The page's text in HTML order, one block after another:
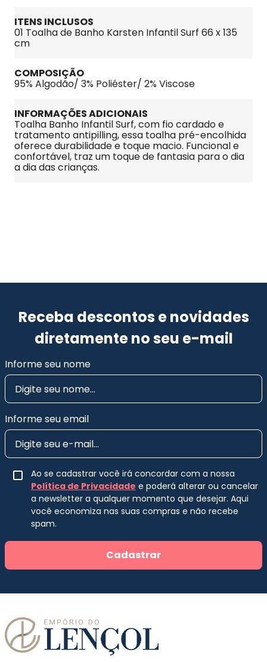
ITENS INCLUSOS
01 Toalha de Banho Karsten Infantil Surf 66 x 135
cm
COMPOSIÇÃO
95% Algodão/ 3% Poliéster/ 2% Viscose
INFORMAÇÕES ADICIONAIS
Toalha Banho Infantil Surf, com fio cardado e
tratamento antipilling, essa toalha pré-encolhida
oferece durabilidade e toque macio. Funcional e
confortável, traz um toque de fantasia para o dia
a dia das crianças.
Receba descontos e novidades
diretamente no seu e-mail
Informe seu nome
Informe seu email
Ao se cadastrar você irá concordar com a nossa
Política de Privacidade e poderá alterar ou cancelar
a newsletter a qualquer momento que desejar. Aqui
você economiza nas suas compras e não recebe
spam.
Cadastrar